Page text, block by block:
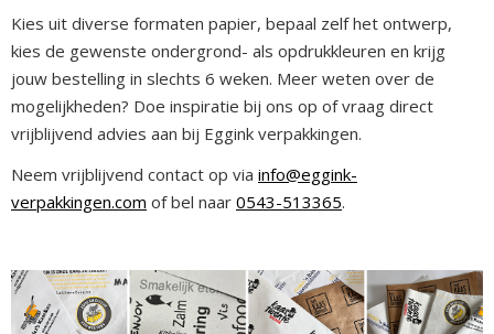
Kies uit diverse formaten papier, bepaal zelf het ontwerp,
kies de gewenste ondergrond- als opdrukkleuren en krijg
jouw bestelling in slechts 6 weken. Meer weten over de
mogelijkheden? Doe inspiratie bij ons op of vraag direct
vrijblijvend advies aan bij Eggink verpakkingen.
Neem vrijblijvend contact op via info@eggink-
verpakkingen.com of bel naar 0543-513365.